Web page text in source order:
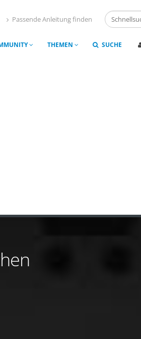
Passende Anleitung finden
THEMEN SUCHE